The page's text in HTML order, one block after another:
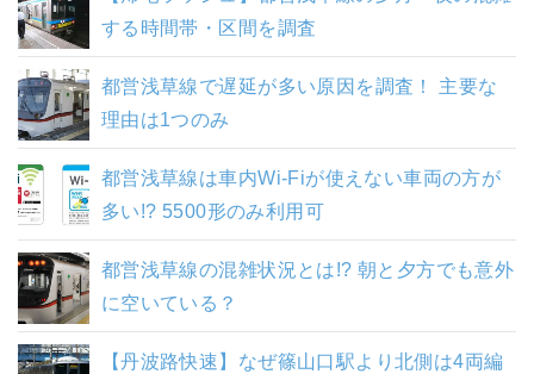
する時間帯・区間を調査
都営浅草線で遅延が多い原因を調査！ 主要な
理由は1つのみ
都営浅草線は車内Wi-Fiが使えない車両の方が
多い!? 5500形のみ利用可
都営浅草線の混雑状況とは!? 朝と夕方でも意外
に空いている？
【丹波路快速】なぜ篠山口駅より北側は4両編